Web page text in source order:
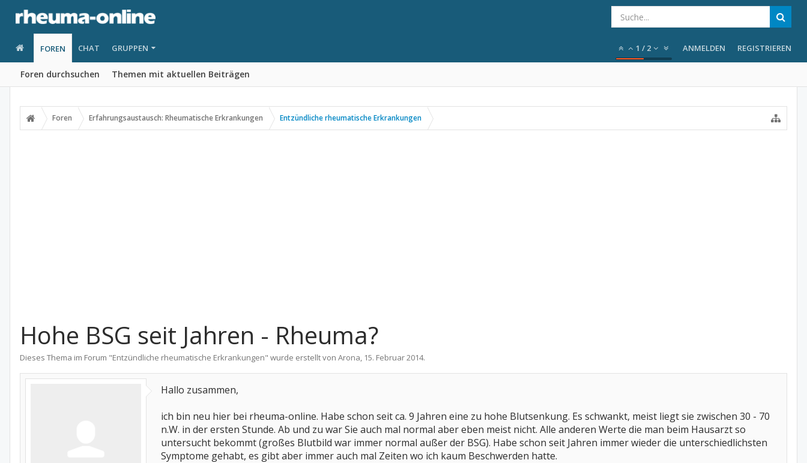
FOREN
Foren durchsuchen Themen mit aktuellen Beiträgen
CHAT GRUPPEN 1 / 2 ANMELDEN REGISTRIEREN
Foren Erfahrungsaustausch: Rheumatische Erkrankungen Entzündliche rheumatische Erkrankungen
Hohe BSG seit Jahren - Rheuma?
Dieses Thema im Forum "Entzündliche rheumatische Erkrankungen" wurde erstellt von Arona, 15. Februar 2014.
Hallo zusammen,
ich bin neu hier bei rheuma-online. Habe schon seit ca. 9 Jahren eine zu hohe Blutsenkung. Es schwankt, meist liegt sie zwischen 30 - 70
n.W. in der ersten Stunde. Ab und zu war Sie auch mal normal aber eben meist nicht. Alle anderen Werte die man beim Hausarzt so
untersucht bekommt (großes Blutbild war immer normal außer der BSG). Habe schon seit Jahren immer wieder die unterschiedlichsten
Symptome gehabt, es gibt aber immer auch mal Zeiten wo ich kaum Beschwerden hatte.